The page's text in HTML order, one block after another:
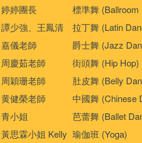
婷婷團長
譚少強、王鳳清
嘉儀老師
周慶茹老師
周穎珊老師
黄健榮老師
青小姐
黃思霖小姐 Kelly
標準舞 (Ballroom
拉丁舞 (Latin
爵士舞 (Jazz
街頭舞 (Hip Hop)
肚皮舞 (Belly
中國舞 (Chinese
芭蕾舞 (Ballet
瑜伽班 (Yoga)